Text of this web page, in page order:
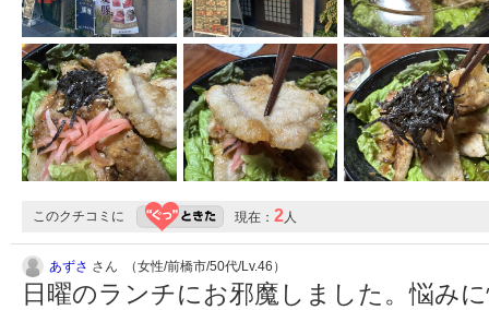
このクチコミに 現在： 2人
あずさ さん （女性/前橋市/50代/Lv.46）
日曜のランチにお邪魔しました。悩み